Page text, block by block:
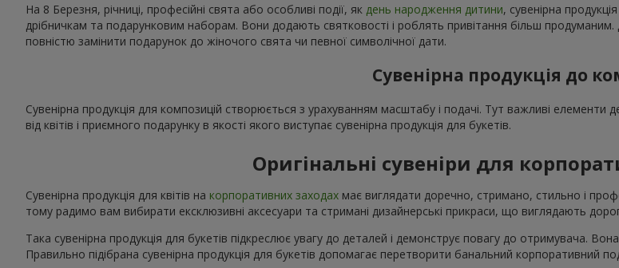
На 8 Березня, річниці, професійні свята або особливі події, як день народження дитини, сувенірна
дрібничкам та подарунковим наборам. Вони додають святковості і роблять привітання більш
повністю замінити подарунок до жіночого свята чи певної символічної дати.
Сувенірна продукція до
Сувенірна продукція для композицій створюється з урахуванням масштабу і подачі. Тут важливі
від квітів і приємного подарунку в якості якого виступає сувенірна продукція для букетів.
Оригінальні сувеніри для
Сувенірна продукція для квітів на корпоративних заходах має виглядати доречно, стримано, стильно і
тому радимо вам вибирати ексклюзивні аксесуари та стримані дизайнерські прикраси, що виглядають
Така сувенірна продукція для букетів підкреслює увагу до деталей і демонструє повагу до отримувача.
Правильно підібрана сувенірна продукція для букетів допомагає перетворити банальний корпоративний